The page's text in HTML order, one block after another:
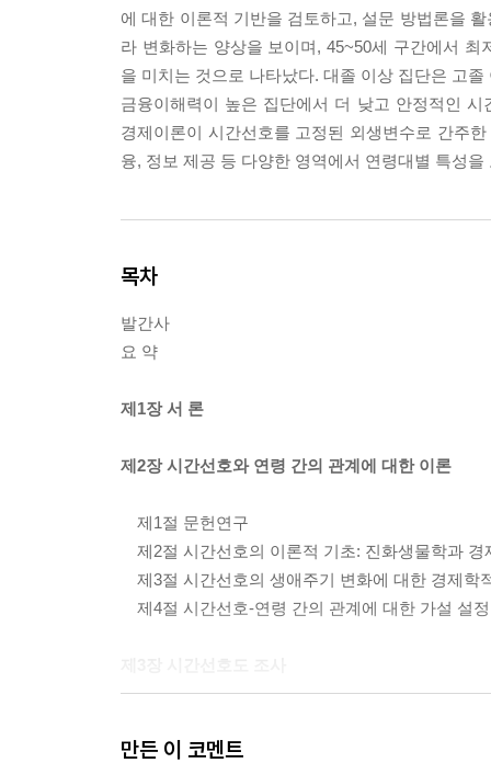
에 대한 이론적 기반을 검토하고, 설문 방법론을
라 변화하는 양상을 보이며, 45~50세 구간에서
을 미치는 것으로 나타났다. 대졸 이상 집단은 고
금융이해력이 높은 집단에서 더 낮고 안정적인
경제이론이 시간선호를 고정된 외생변수로 간주
융, 정보 제공 등 다양한 영역에서 연령대별 특성
목차
발간사
요 약
제1장 서 론
제2장 시간선호와 연령 간의 관계에 대한 이론
제1절 문헌연구
제2절 시간선호의 이론적 기초: 진화생물학과 경
제3절 시간선호의 생애주기 변화에 대한 경제학
제4절 시간선호-연령 간의 관계에 대한 가설 설정
제2절 표본의 기본 특성
만든 이 코멘트